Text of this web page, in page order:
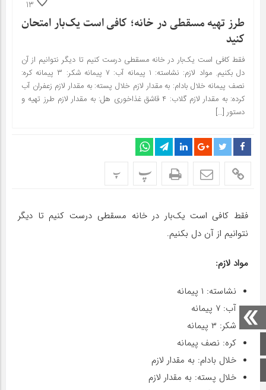
صفحه اصلی
13
طرز تهیه مسقطی در خانه؛ کافی است یک‌بار امتحان
کنید
فقط کافی است یک‌بار در خانه مسقطی درست کنیم تا دیگر نتوانیم از آن
دل بکنیم. مواد لازم: نشاسته: ۱ پیمانه آب: ۷ پیمانه شکر: ۳ پیمانه کره:
نصف پیمانه خلال بادام: به مقدار لازم خلال پسته: به مقدار لازم زعفران آب
کرده: به مقدار لازم گلاب: ۴ قاشق غذاخوری هل: به مقدار لازم طرز تهیه و
دستور […]
پ پ
فقط کافی است یک‌بار در خانه مسقطی درست کنیم تا دیگر
نتوانیم از آن دل بکنیم.
مواد لازم:
نشاسته: ۱ پیمانه
آب: ۷ پیمانه
شکر: ۳ پیمانه
کره: نصف پیمانه
خلال بادام: به مقدار لازم
خلال پسته: به مقدار لازم